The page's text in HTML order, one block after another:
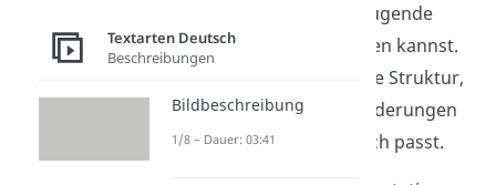
dir, wie du eine überzeugende
Argumentation aufbauen kannst.
Sie gibt dir eine einfache Struktur,
die genau zu den Anforderungen
einer Prüfung in Deutsch passt.
Textarten Deutsch
Beschreibungen
Bildbeschreibung
1/8 – Dauer: 03:41